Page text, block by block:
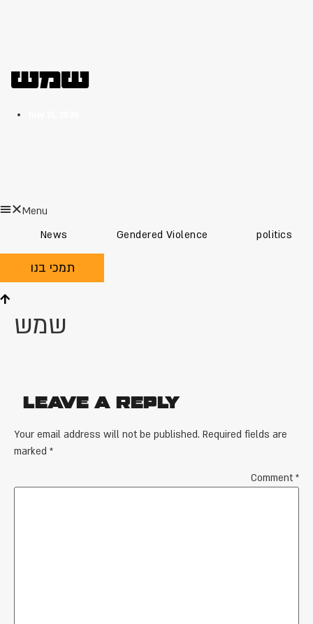
שמש
Menu
News
Gendered Violence politics
תמכי בנו
שמש
Leave a Reply
Your email address will not be published. Required fields are
marked *
Comment*